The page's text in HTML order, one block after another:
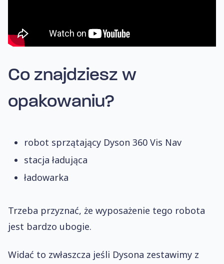
Co znajdziesz w
opakowaniu?
robot sprzątający Dyson 360 Vis Nav
stacja ładująca
ładowarka
Trzeba przyznać, że wyposażenie tego robota
jest bardzo ubogie.
Widać to zwłaszcza jeśli Dysona zestawimy z